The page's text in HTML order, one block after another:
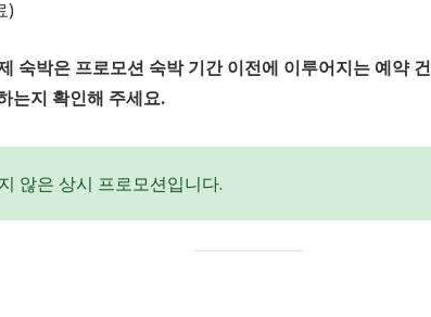
)
숙박은 프로모션 숙박 기간 이전에 이루어지는 예약 건
는지 확인해 주세요.
않은 상시 프로모션입니다.